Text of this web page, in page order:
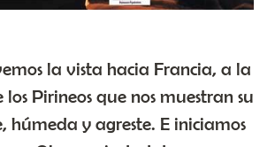
la vista hacia Francia, a la
Pirineos que nos muestran su
húmeda y agreste. E iniciamos